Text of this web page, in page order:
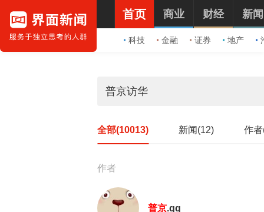
首页
科技 金融 证券 地产
商业 财经 新闻
全部(10013) 新闻(12) 作
作者
普京.qq